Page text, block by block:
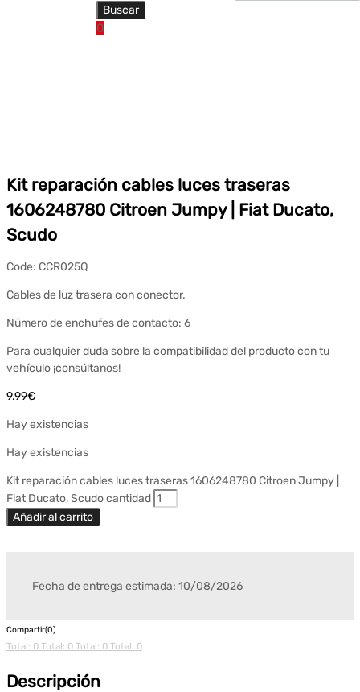
Buscar
0
Kit reparación cables luces traseras
1606248780 Citroen Jumpy | Fiat Ducato,
Scudo
Code: CCR025Q
Cables de luz trasera con conector.
Número de enchufes de contacto: 6
Para cualquier duda sobre la compatibilidad del producto con tu
vehículo ¡consúltanos!
9.99€
Hay existencias
Hay existencias
Kit reparación cables luces traseras 1606248780 Citroen Jumpy |
Fiat Ducato, Scudo cantidad
Añadir al carrito
Fecha de entrega estimada: 10/08/2026
Compartir(0)
Total: 0 Total: 0 Total: 0 Total: 0
Descripción